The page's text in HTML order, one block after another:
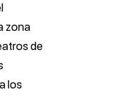
zona
de
los